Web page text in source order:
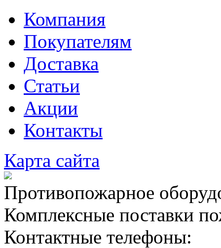
Компания
Покупателям
Доставка
Статьи
Акции
Контакты
Карта сайта
Противопожарное
Комплексные поставки
Контактные телефоны: